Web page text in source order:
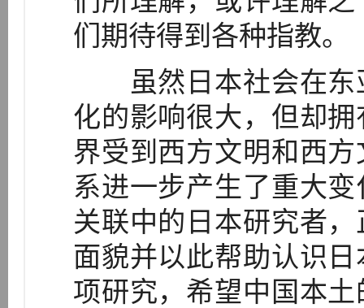
们期待得到各种指教。
虽然日本社会在东
化的影响很大，但却
界受到西方文明和西
系进一步产生了重大
关联中的日本研究者
面貌并以此帮助认识
项研究，希望中国本